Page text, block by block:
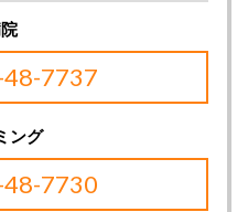
7737
ング
7730